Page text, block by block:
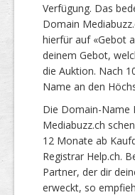
Verfügung. Das
Domain
hierfür auf «Gebot
deinem Gebot,
die Auktion. Nach
Name an den
Die Domain-Name
Mediabuzz.ch
12 Monate ab
Registrar Help.ch.
Partner, der dir
erweckt, so